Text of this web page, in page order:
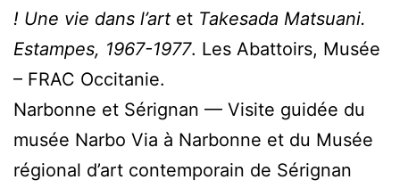
! Une vie dans l’art et Takesada Matsuani.
Estampes, 1967-1977. Les Abattoirs, Musée
– FRAC Occitanie.
Narbonne et Sérignan — Visite guidée du
musée Narbo Via à Narbonne et du Musée
régional d’art contemporain de Sérignan